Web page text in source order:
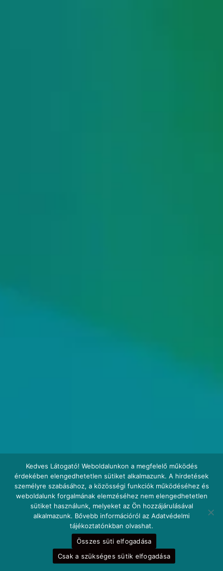
Kedves Látogató! Weboldalunkon a megfelelő működés
érdekében elengedhetetlen sütiket alkalmazunk. A hirdetések
személyre szabásához, a közösségi funkciók működéséhez és
weboldalunk forgalmának elemzéséhez nem elengedhetetlen
sütiket használunk, melyeket az Ön hozzájárulásával
alkalmazunk. Bővebb információról az Adatvédelmi
tájékoztatónkban olvashat.
Összes süti elfogadása
Csak a szükséges sütik elfogadása